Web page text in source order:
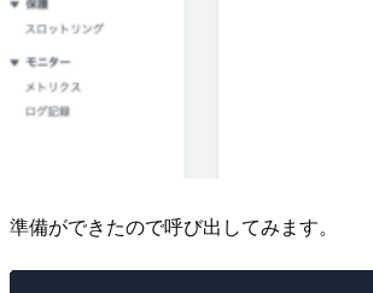
準備ができたので呼び出してみます。